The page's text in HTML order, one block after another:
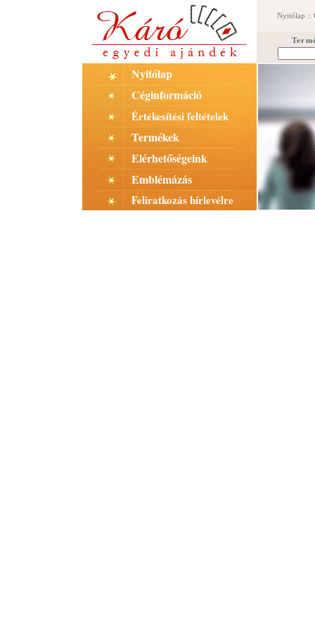
Nyitólap ::
Nyitólap
Céginformáció
Értékesítési feltételek
Termékek
Elérhetőségeink
Emblémázás
Feliratkozás hírlevélre